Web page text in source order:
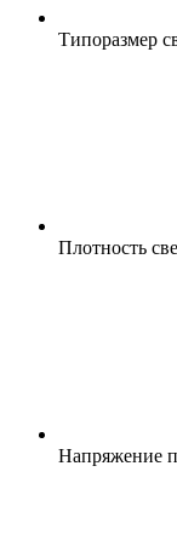
Типоразмер
Плотность
Напряжение